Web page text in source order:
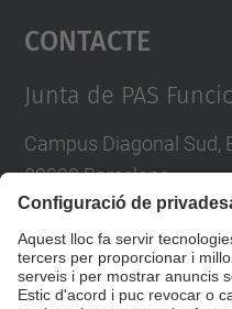
powered by
Contacte
Junta de PAS
Campus Diagonal Sud,
08028 Barcelona
E-mail :